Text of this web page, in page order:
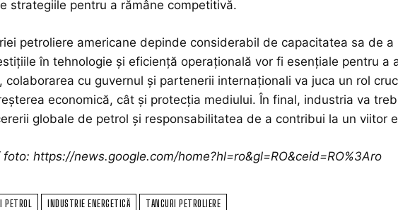
strategiile pentru a rămâne competitivă.
petroliere americane depinde considerabil de capacitatea sa de
în tehnologie și eficiență operațională vor fi esențiale pentru a
colaborarea cu guvernul și partenerii internaționali va juca un rol
economică, cât și protecția mediului. În final, industria va
globale de petrol și responsabilitatea de a contribui la un viitor
https://news.google.com/home?hl=ro&gl=RO&ceid=RO%3Aro
PETROL INDUSTRIE ENERGETICĂ TANCURI PETROLIERE